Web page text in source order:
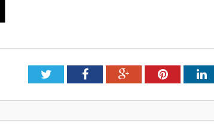
TwitterFacebookGoogle+Pinterest